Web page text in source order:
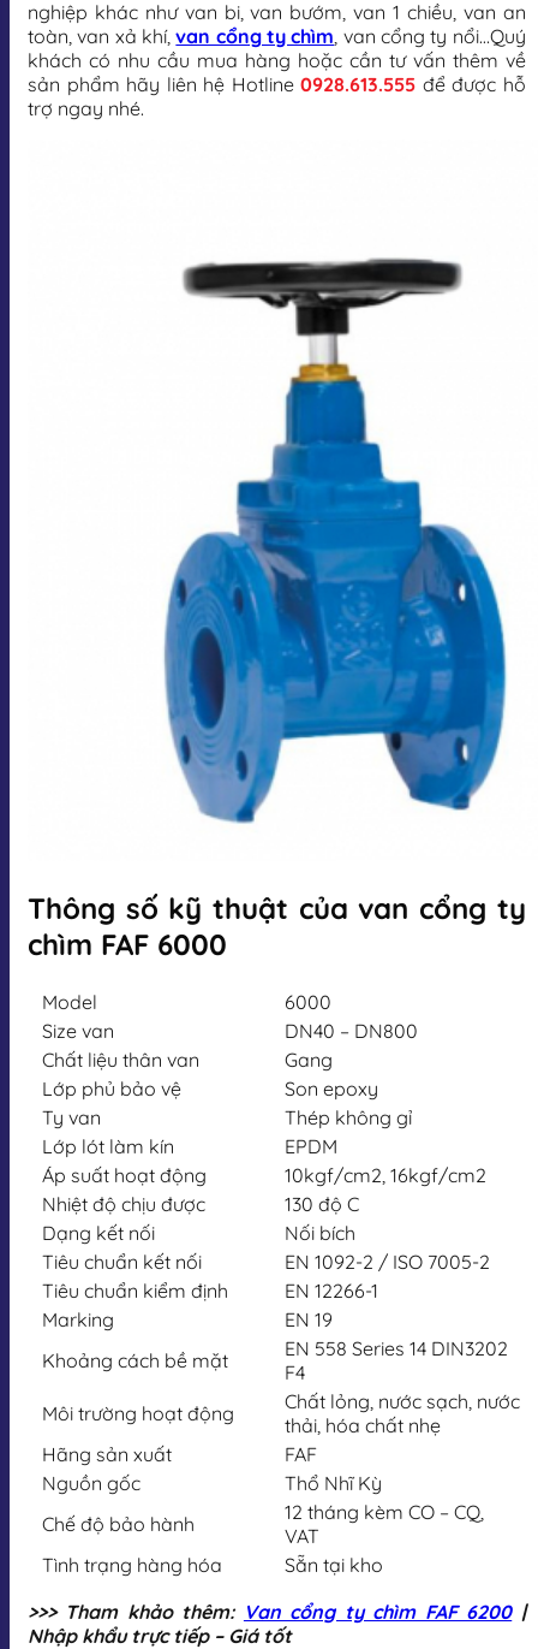
nghiệp khác như van bi, van bướm, van 1 chiều, van an
toàn, van xả khí,van cổng ty chìm, van cổng ty nổi…Quý
khách có nhu cầu mua hàng hoặc cần tư vấn thêm về
sản phẩm hãy liên hệ Hotline0928.613.555 để được hỗ
trợ ngay nhé.
Thông số kỹ thuật của van cổng ty
chìm FAF 6000
Model
6000
Size van
DN40 – DN800
Chất liệu thân van
Gang
Lớp phủ bảo vệ
Son epoxy
Ty van
Thép không gỉ
Lớp lót làm kín
EPDM
Áp suất hoạt động
10kgf/cm2, 16kgf/cm2
Nhiệt độ chịu được
130 độ C
Dạng kết nối
Nối bích
Tiêu chuẩn kết nối
EN 1092-2 / ISO 7005-2
Tiêu chuẩn kiểm định
EN 12266-1
Marking
EN 19
Khoảng cách bề mặt
EN 558 Series 14 DIN3202
F4
Môi trường hoạt động
Chất lỏng, nước sạch, nước
thải, hóa chất nhẹ
Hãng sản xuất
FAF
Nguồn gốc
Thổ Nhĩ Kỳ
Chế độ bảo hành
12 tháng kèm CO – CQ,
VAT
Tình trạng hàng hóa
Sẵn tại kho
>>> Tham khảo thêm: Van cổng ty chìm FAF 6200|
Nhập khẩu trực tiếp – Giá tốt